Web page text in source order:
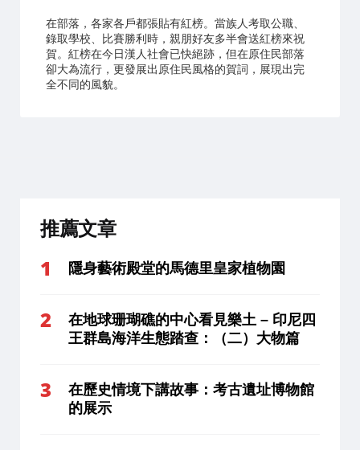
在部落，各家各戶都張貼有紅榜。當族人考取公職、
錄取學校、比賽勝利時，親朋好友多半會送紅榜來祝
賀。紅榜在今日漢人社會已快絕跡，但在原住民部落
卻大為流行，更發展出原住民風格的賀詞，展現出完
全不同的風貌。
推薦文章
隱身藝術殿堂的馬德里皇家植物園
在地球珊瑚礁的中心看見樂土 – 印尼四
王群島海洋生態踏查：（二）大物篇
在歷史情境下講故事：考古遺址博物館
的展示